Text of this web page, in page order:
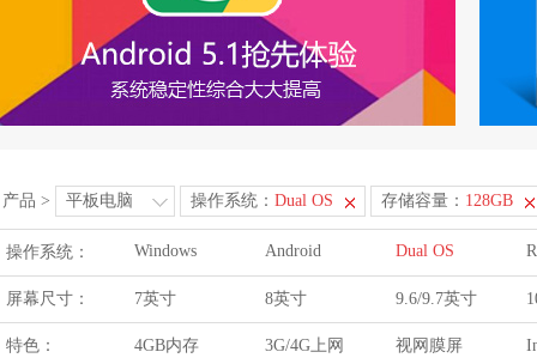
产品 > 平板电脑 操作系统： Dual OS 存储容量： 128GB
操作系统： Windows Android Dual OS
屏幕尺寸： 7英寸 8英寸 9.6/9.7英寸
特色： 4GB内存 3G/4G上网 视网膜屏